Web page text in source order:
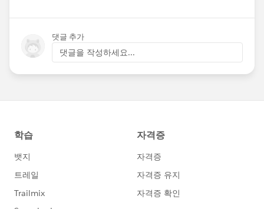
댓글 추가
댓글을 작성하세요...